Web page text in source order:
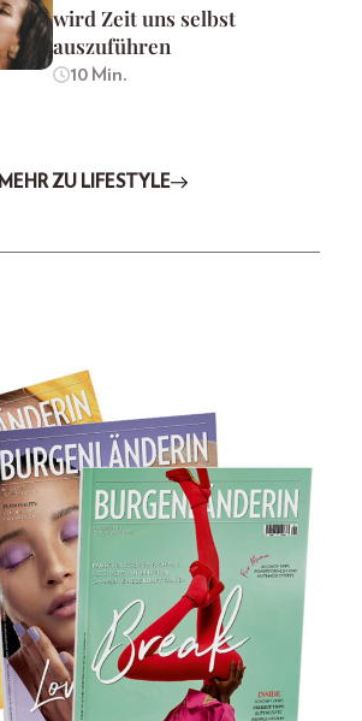
wird Zeit uns selbst
auszuführen
10 Min.
MEHR ZU LIFESTYLE